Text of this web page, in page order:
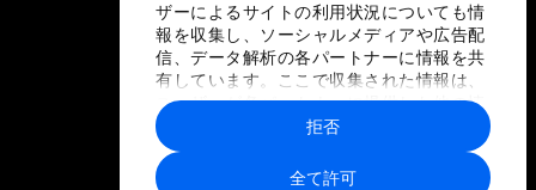
ザーによるサイトの利用状況についても情
報を収集し、ソーシャルメディアや広告配
信、データ解析の各パートナーに情報を共
有しています。ここで収集された情報は、
ユーザーが各パートナーに提供した他の情
報や各パートナーのサービスを使用した際
に収集された情報と組み合わされ、各パー
トナーによって使用されることがありま
全て許可
拒否